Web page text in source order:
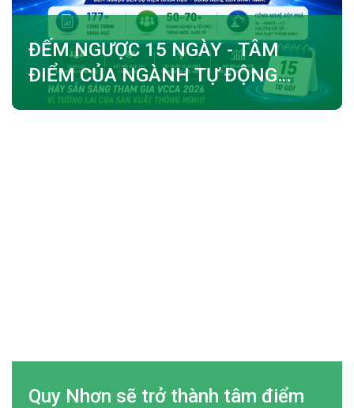
ĐẾM NGƯỢC 15 NGÀY - TÂM
ĐIỂM CỦA NGÀNH TỰ ĐỘNG
HÓA ĐANG ĐẾN GẦN!
Quy Nhơn sẽ trở thành tâm điểm